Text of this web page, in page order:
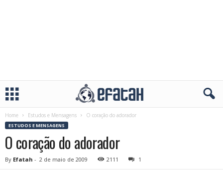
Home Estudos e Mensagens O coração do adorador
ESTUDOS E MENSAGENS
O coração do adorador
By Efatah - 2 de maio de 2009 2111 1